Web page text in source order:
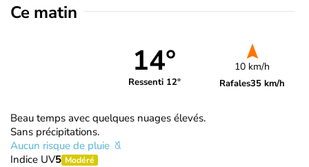
Ce matin
14°
Ressenti 12°
10 km/h
Rafales35 km/h
Beau temps avec quelques nuages élevés.
Sans précipitations.
Aucun risque de pluie
Indice UV5 Modéré